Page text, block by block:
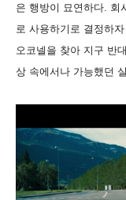
은 행방이 묘연하다. 회
로 사용하기로 결정하
오코넬을 찾아 지구 반
상 속에서나 가능했던